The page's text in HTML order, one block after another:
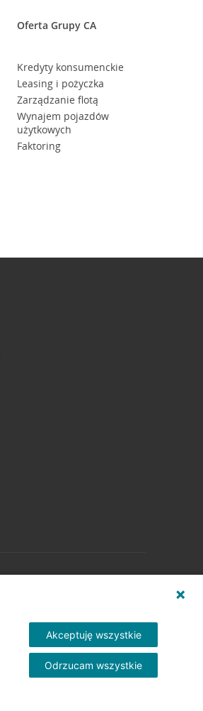
Oferta Grupy CA
Kredyty konsumenckie
Leasing i pożyczka
Zarządzanie flotą
Wynajem pojazdów
użytkowych
Faktoring
Akceptuję wszystkie
Odrzucam wszystkie